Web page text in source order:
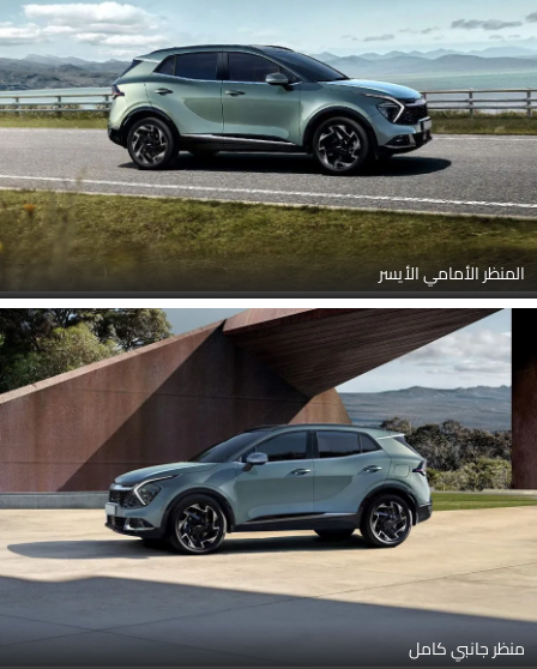
المنظر الأمامي الأيسر
منظر جانبي كامل